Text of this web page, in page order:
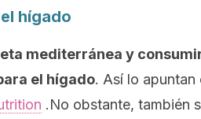
hígado
mediterránea y
el hígado. Así lo apuntan
.No obstante, también